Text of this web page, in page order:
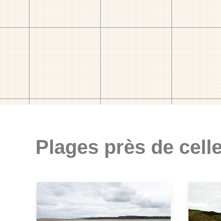
Plages près de